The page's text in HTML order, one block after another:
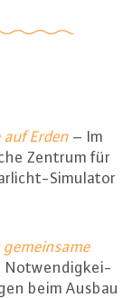
Erden – Im
Zentrum für
Si­mu­la­tor
Not­wen­dig­kei­
beim Ausbau